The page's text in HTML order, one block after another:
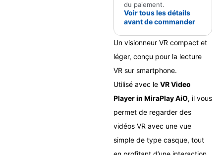
du paiement.
Voir tous les détails
avant de commander
Un visionneur VR compact et
léger, conçu pour la lecture
VR sur smartphone.
Utilisé avec le VR Video
Player in MiraPlay AiO, il vous
permet de regarder des
vidéos VR avec une vue
simple de type casque, tout